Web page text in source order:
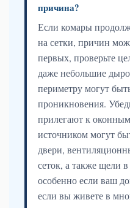
причина?
Если комары
на сетки, причин
первых, проверьте
даже небольшие
периметру могут
проникновения.
прилегают к
источником могут
двери,
сеток, а также щели
особенно если ваш
если вы живете в